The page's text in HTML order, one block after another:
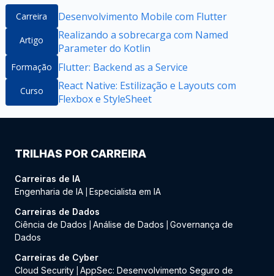
Carreira Desenvolvimento Mobile com Flutter
Artigo
Realizando a sobrecarga com Named
Parameter do Kotlin
Formação Flutter: Backend as a Service
Curso
React Native: Estilização e Layouts com
Flexbox e StyleSheet
TRILHAS POR CARREIRA
Carreiras de IA
Engenharia de IA Especialista em IA
Carreiras de Dados
Ciência de Dados
Análise de Dados
Governança de
Dados
Carreiras de Cyber
Cloud Security AppSec: Desenvolvimento Seguro de